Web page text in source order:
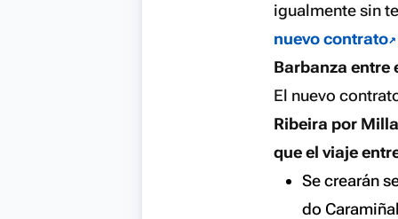
igualmente sin
nuevo contrato
Barbanza entre
El nuevo
Ribeira por
que el viaje
Se crearán
do